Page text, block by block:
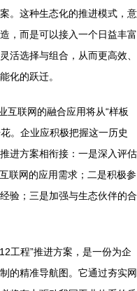
。这种生态化的推进模式，意
，而是可以接入一个日益丰富
活选择与组合，从而更高效、
化的跃迁。
互联网的融合应用将从“样板
。企业应积极把握这一历史
进方案相衔接：一是深入评估
联网的应用需求；二是积极参
验；三是加强与生态伙伴的合
工程”推进方案，是一份为企
的精准导航图。它通过夯实网